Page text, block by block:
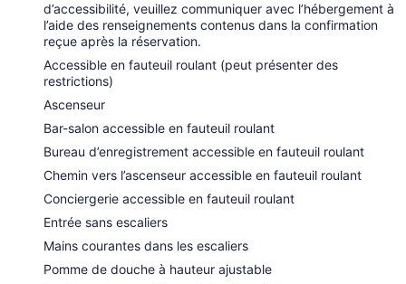
d’accessibilité, veuillez communiquer avec l’hébergement à
l’aide des renseignements contenus dans la confirmation
reçue après la réservation.
Accessible en fauteuil roulant (peut présenter des
restrictions)
Ascenseur
Bar-salon accessible en fauteuil roulant
Bureau d’enregistrement accessible en fauteuil roulant
Chemin vers l’ascenseur accessible en fauteuil roulant
Conciergerie accessible en fauteuil roulant
Entrée sans escaliers
Mains courantes dans les escaliers
Pomme de douche à hauteur ajustable